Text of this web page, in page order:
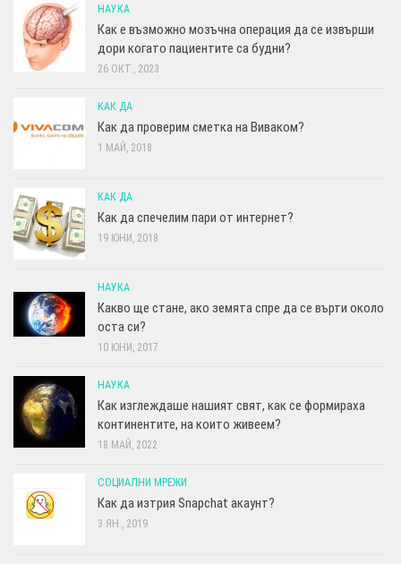
НАУКА
Как е възможно мозъчна операция да се извърши
дори когато пациентите са будни?
26 ОКТ., 2023
КАК ДА
Как да проверим сметка на Виваком?
1 МАЙ, 2018
КАК ДА
Как да спечелим пари от интернет?
19 ЮНИ, 2018
НАУКА
Какво ще стане, ако земята спре да се върти около
оста си?
10 ЮНИ, 2017
НАУКА
Как изглеждаше нашият свят, как се формираха
континентите, на които живеем?
18 МАЙ, 2022
СОЦИАЛНИ МРЕЖИ
Как да изтрия Snapchat акаунт?
3 ЯН., 2019